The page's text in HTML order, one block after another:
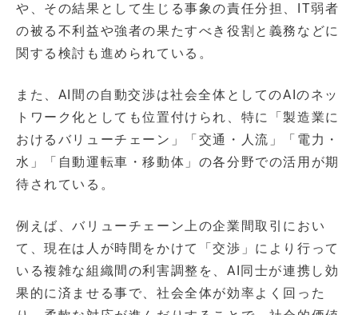
や、その結果として生じる事象の責任分担、IT弱者
の被る不利益や強者の果たすべき役割と義務などに
関する検討も進められている。
また、AI間の自動交渉は社会全体としてのAIのネッ
トワーク化としても位置付けられ、特に「製造業に
おけるバリューチェーン」「交通・人流」「電力・
水」「自動運転車・移動体」の各分野での活用が期
待されている。
例えば、バリューチェーン上の企業間取引におい
て、現在は人が時間をかけて「交渉」により行って
いる複雑な組織間の利害調整を、AI同士が連携し効
果的に済ませる事で、社会全体が効率よく回った